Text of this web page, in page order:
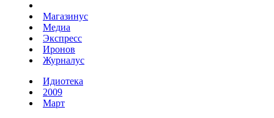
Магазинус
Медиа
Экспресс
Иронов
Журналус
Идиотека
2009
Март